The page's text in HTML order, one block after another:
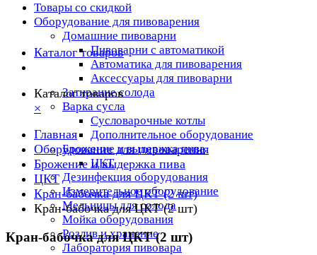
Товары со скидкой
Оборудование для пивоварения
Домашние пивоварни
Пивоварни с автоматикой
Автоматика для пивоварения
Аксессуары для пивоварни
Затирание солода
Варка сусла
Cусловарочные котлы
Дополнительное оборудование
Брожение и выдержка пива
ЦКТ
Дезинфекция оборудования
Измерительное оборудование
Мельницы для солода
Мойка оборудования
Розлив и хранение
Лаборатория пивовара
Каталог товаров
Каталог товаров
×
Главная
Оборудование для пивоварения
Брожение и выдержка пива
ЦКТ
Кран-бабочка для ЦКТ (2 шт)
Кран-бабочка для ЦКТ (2 шт)
Кран-бабочка для ЦКТ (2 шт)